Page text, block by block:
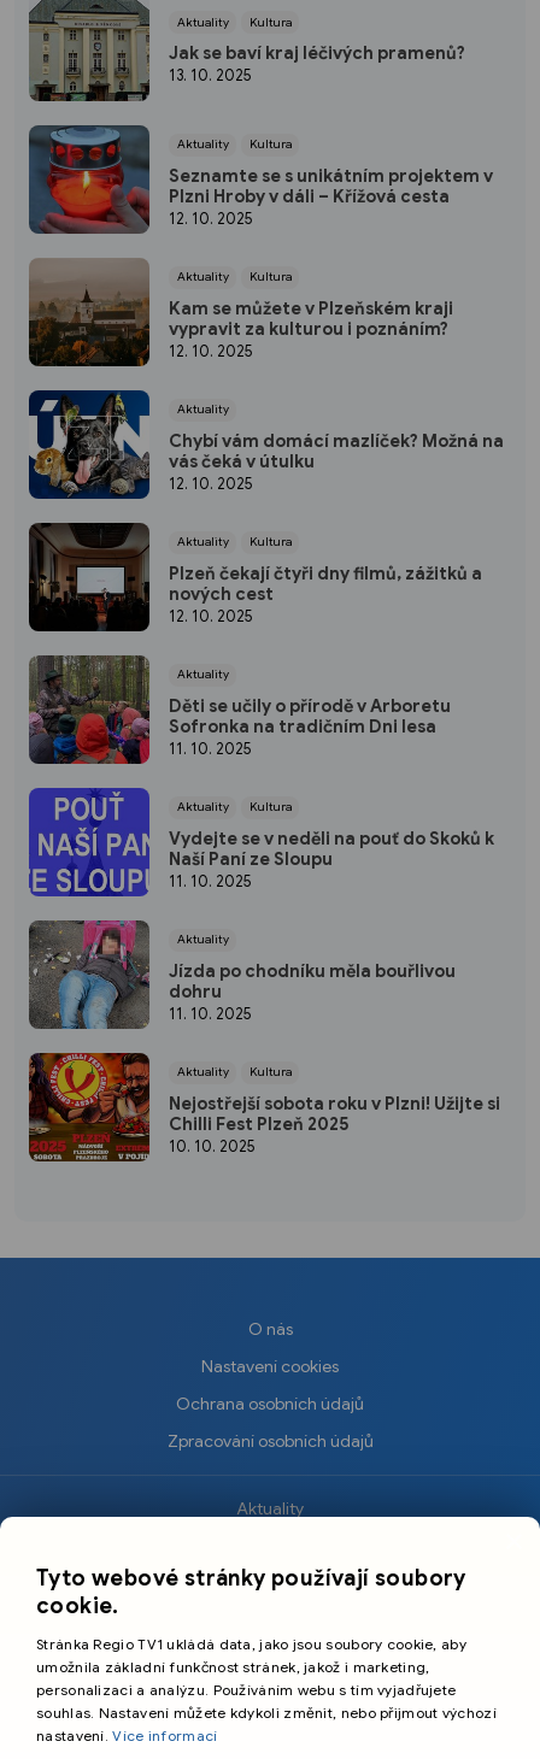
Aktuality Kultura
Jak se baví kraj léčivých pramenů?
13. 10. 2025
Aktuality Kultura
Seznamte se s unikátním projektem v
Plzni Hroby v dáli – Křížová cesta
12. 10. 2025
Aktuality Kultura
Kam se můžete v Plzeňském kraji
vypravit za kulturou i poznáním?
12. 10. 2025
Aktuality
Chybí vám domácí mazlíček? Možná na
vás čeká v útulku
12. 10. 2025
Aktuality Kultura
Plzeň čekají čtyři dny filmů, zážitků a
nových cest
12. 10. 2025
Aktuality
Děti se učily o přírodě v Arboretu
Sofronka na tradičním Dni lesa
11. 10. 2025
Aktuality Kultura
Vydejte se v neděli na pouť do Skoků k
Naší Paní ze Sloupu
11. 10. 2025
Aktuality
Jízda po chodníku měla bouřlivou
dohru
11. 10. 2025
Aktuality Kultura
Nejostřejší sobota roku v Plzni! Užijte si
Chilli Fest Plzeň 2025
10. 10. 2025
O nás
Nastavení cookies
Ochrana osobních údajů
Zpracování osobních údajů
Aktuality
Sport
Cestování
©️
Primetime Media s.r.o.
Tyto webové stránky používají soubory
cookie.
Stránka Regio TV1 ukládá data, jako jsou soubory cookie, aby
umožnila základní funkčnost stránek, jakož i marketing,
personalizaci a analýzu. Používáním webu s tím vyjadřujete
souhlas. Nastavení můžete kdykoli změnit, nebo přijmout výchozí
nastavení.Více informací